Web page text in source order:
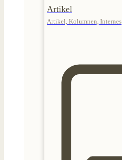
Artikel
Artikel, Kolumnen, Internes